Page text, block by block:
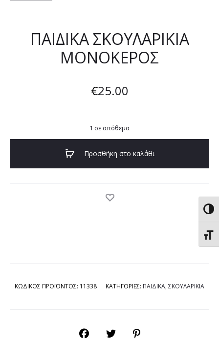
ΠΑΙΔΙΚΑ ΣΚΟΥΛΑΡΙΚΙΑ
ΜΟΝΟΚΕΡΟΣ
€25.00
1 σε απόθεμα
Προσθήκη στο καλάθι
ΚΩΔΙΚΟΣ ΠΡΟΪΟΝΤΟΣ: 11338 ΚΑΤΗΓΟΡΙΕΣ: ΠΑΙΔΙΚΑ,ΣΚΟΥΛΑΡΙΚΙΑ
SHARE